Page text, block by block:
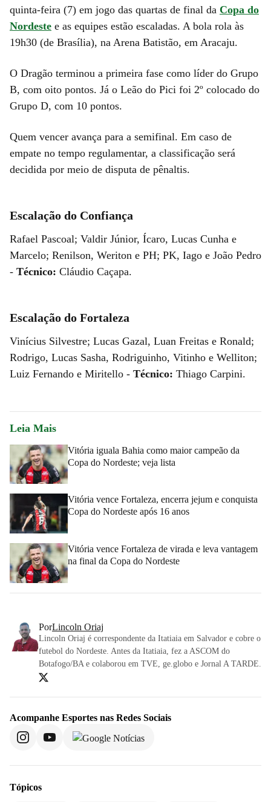
quinta-feira (7) em jogo das quartas de final da Copa do
Nordeste e as equipes estão escaladas. A bola rola às
19h30 (de Brasília), na Arena Batistão, em Aracaju.
O Dragão terminou a primeira fase como líder do Grupo
B, com oito pontos. Já o Leão do Pici foi 2º colocado do
Grupo D, com 10 pontos.
Quem vencer avança para a semifinal. Em caso de
empate no tempo regulamentar, a classificação será
decidida por meio de disputa de pênaltis.
Escalação do Confiança
Rafael Pascoal; Valdir Júnior, Ícaro, Lucas Cunha e
Marcelo; Renilson, Weriton e PH; PK, Iago e João Pedro
- Técnico: Cláudio Caçapa.
Escalação do Fortaleza
Vinícius Silvestre; Lucas Gazal, Luan Freitas e Ronald;
Rodrigo, Lucas Sasha, Rodriguinho, Vitinho e Welliton;
Luiz Fernando e Miritello - Técnico: Thiago Carpini.
Leia Mais
Vitória iguala Bahia como maior campeão da
Copa do Nordeste; veja lista
Vitória vence Fortaleza, encerra jejum e conquista
Copa do Nordeste após 16 anos
Vitória vence Fortaleza de virada e leva vantagem
na final da Copa do Nordeste
PorLincoln Oriaj
Lincoln Oriaj é correspondente da Itatiaia em Salvador e cobre o
futebol do Nordeste. Antes da Itatiaia, fez a ASCOM do
Botafogo/BA e colaborou em TVE, ge.globo e Jornal A TARDE.
Acompanhe Esportes nas Redes Sociais
Tópicos